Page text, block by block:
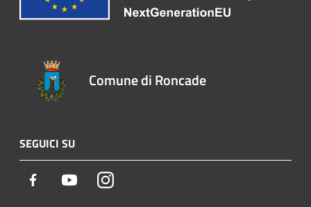
Comune di Roncade
SEGUICI SU
Facebook YoutubeInstagram